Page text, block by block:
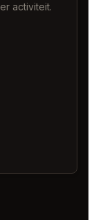
activiteit.